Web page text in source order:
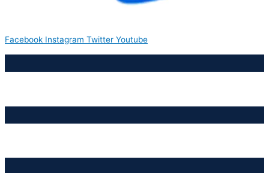
Facebook Instagram Twitter Youtube